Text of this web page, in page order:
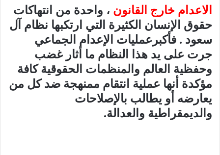
الاعدام خارج القانون ، واحدة من انتهاكات
حقوق الإنسان الكثيرة التي ارتكبها نظام آل
سعود . فأكبرعمليات الإعدام الجماعي
جرت على يد هذا النظام ما أثار غضب
وحفظية العالم والمنظمات الحقوقية كافة
مؤكدة أنها عملية انتقام ممنهجة ضد كل من
يعارضه أو يطالب بالإصلاحات
والديمقراطية والعدالة.